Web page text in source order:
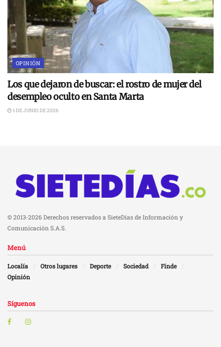
OPINIÓN
Los que dejaron de buscar: el rostro de mujer del
desempleo oculto en Santa Marta
1 DE JUNIO DE 2026
© 2013-2026 Derechos reservados a SieteDías de Información y
Comunicación S.A.S.
Menú
Localía Otros lugares Deporte Sociedad
Finde
Opinión
Síguenos